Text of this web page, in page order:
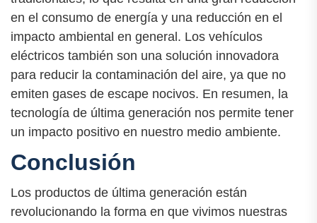
en el consumo de energía y una reducción en el
impacto ambiental en general. Los vehículos
eléctricos también son una solución innovadora
para reducir la contaminación del aire, ya que no
emiten gases de escape nocivos. En resumen, la
tecnología de última generación nos permite tener
un impacto positivo en nuestro medio ambiente.
Conclusión
Los productos de última generación están
revolucionando la forma en que vivimos nuestras